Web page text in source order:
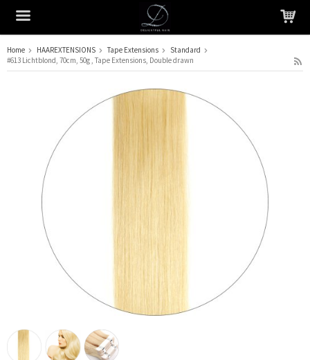
Het product is in je winkelmandje geplaatst
Home HAAREXTENSIONS Tape Extensions
Standard
#613 Lichtblond, 70cm, 50g , Tape Extensions, Double drawn